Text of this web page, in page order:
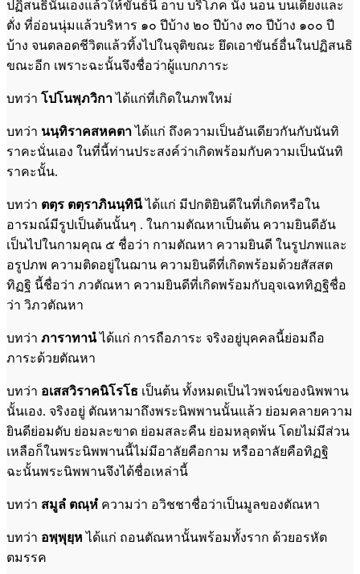
ปฏิสนธินั้นเองแล้วให้ขันธ์นี้ อาบ บริโภค นั่ง นอน บนเตียงและ
ตั่ง ที่อ่อนนุ่มแล้วบริหาร ๑๐ ปีบ้าง ๒๐ ปีบ้าง ๓๐ ปีบ้าง ๑๐๐ ปี
บ้าง จนตลอดชีวิตแล้วทิ้งไปในจุติขณะ ยึดเอาขันธ์อื่นในปฏิสนธิ
ขณะอีก เพราะฉะนั้นจึงชื่อว่าผู้แบกภาระ
บทว่า โปโนพฺภวิกาได้แก่ที่เกิดในภพใหม่
บทว่า นนฺทิราคสหคตาได้แก่ ถึงความเป็นอันเดียวกันกับนันทิ
ราคะนั่นเอง ในที่นี้ท่านประสงค์ว่าเกิดพร้อมกับความเป็นนันทิ
ราคะนั้น.
บทว่า ตตฺร ตตฺราภินนฺทินีได้แก่ มีปกติยินดีในที่เกิดหรือใน
อารมณ์มีรูปเป็นต้นนั้นๆ . ในกามตัณหาเป็นต้น ความยินดีอัน
เป็นไปในกามคุณ ๕ ชื่อว่า กามตัณหา ความยินดี ในรูปภพและ
อรูปภพ ความติดอยู่ในฌาน ความยินดีที่เกิดพร้อมด้วยสัสสต
ทิฏฐิ นี้ชื่อว่า ภวตัณหา ความยินดีที่เกิดพร้อมกับอุจเฉททิฏฐิชื่อ
ว่า วิภวตัณหา
บทว่า ภาราทานํได้แก่ การถือภาระ จริงอยู่บุคคลนี้ย่อมถือ
ภาระด้วยตัณหา
บทว่า อเสสวิราคนิโรโธ เป็นต้น ทั้งหมดเป็นไวพจน์ของนิพพาน
นั้นเอง. จริงอยู่ ตัณหามาถึงพระนิพพานนั้นแล้ว ย่อมคลายความ
ยินดีย่อมดับ ย่อมละขาด ย่อมสละคืน ย่อมหลุดพ้น โดยไม่มีส่วน
เหลือก็ในพระนิพพานนี้ไม่มีอาลัยคือกาม หรืออาลัยคือทิฏฐิ
ฉะนั้นพระนิพพานจึงได้ชื่อเหล่านี้
บทว่า สมูลํ ตณฺหํ ความว่า อวิชชาชื่อว่าเป็นมูลของตัณหา
บทว่า อพฺพุยฺห ได้แก่ ถอนตัณหานั้นพร้อมทั้งราก ด้วยอรหัต
ตมรรค